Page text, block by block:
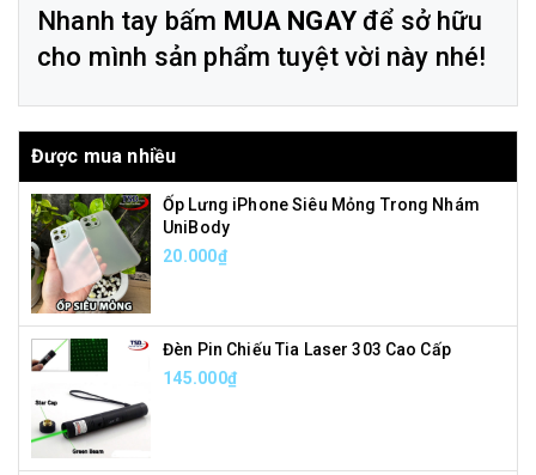
Nhanh tay bấm MUA NGAYđể sở hữu
cho mình sản phẩm tuyệt vời này nhé!
Được mua nhiều
Ốp Lưng iPhone Siêu Mỏng Trong Nhám
UniBody
20.000₫
Đèn Pin Chiếu Tia Laser 303 Cao Cấp
145.000₫